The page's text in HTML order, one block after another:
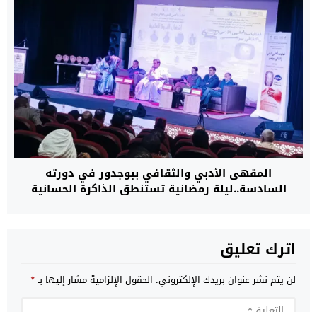
المقهى الأدبي والثقافي ببوجدور في دورته
السادسة..ليلة رمضانية تستنطق الذاكرة الحسانية
اترك تعليق
لن يتم نشر عنوان بريدك الإلكتروني. الحقول الإلزامية مشار إليها بـ*